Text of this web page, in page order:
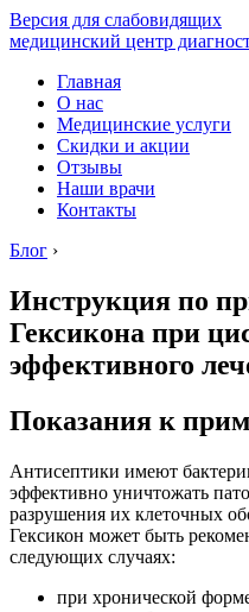
Версия для слабовидящих
медицинский центр
Главная
О нас
Медицинские услуги
Скидки и акции
Отзывы
Наши врачи
Контакты
Блог ›
Инструкция по
Гексикона при
эффективного
Показания к
Антисептики имеют
эффективно уничтожать
разрушения их клеточных
Гексикон может быть
следующих случаях:
при хронической